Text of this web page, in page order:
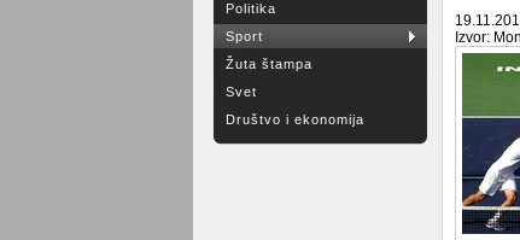
Politika
Sport
Žuta štampa
Svet
Društvo i ekonomija
Izvor: